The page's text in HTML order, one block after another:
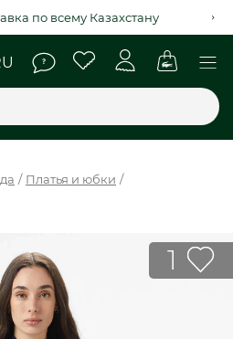
через Kaspi Red+
Платья и юбки
1